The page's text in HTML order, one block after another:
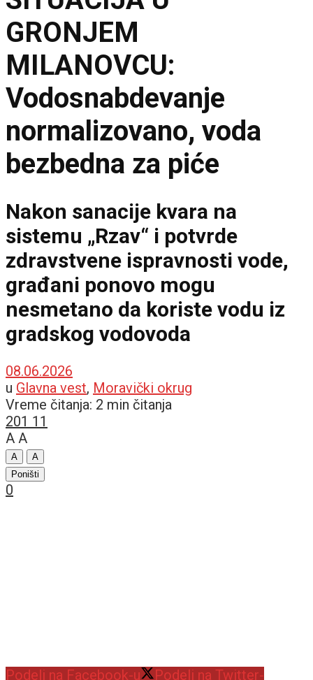
GRONJEM
MILANOVCU:
Vodosnabdevanje
normalizovano, voda
bezbedna za piće
Nakon sanacije kvara na
sistemu „Rzav“ i potvrde
zdravstvene ispravnosti vode,
građani ponovo mogu
nesmetano da koriste vodu iz
gradskog vodovoda
08.06.2026
u Glavna vest, Moravički okrug
Vreme čitanja: 2 min čitanja
201 11
A A
A
A
Poništi
0
Podeli na Facebook-u Podeli na Twitter-